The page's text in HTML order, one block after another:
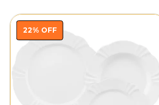
22% OFF